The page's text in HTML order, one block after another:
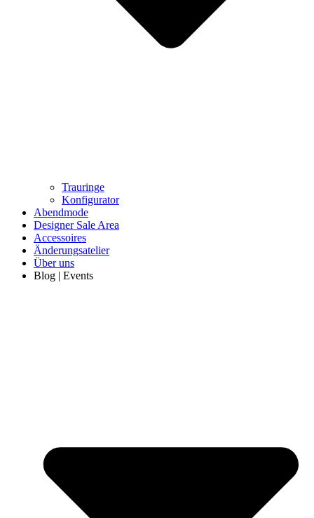
Trauringe
Konfigurator
Abendmode
Designer Sale Area
Accessoires
Änderungsatelier
Über uns
Blog | Events